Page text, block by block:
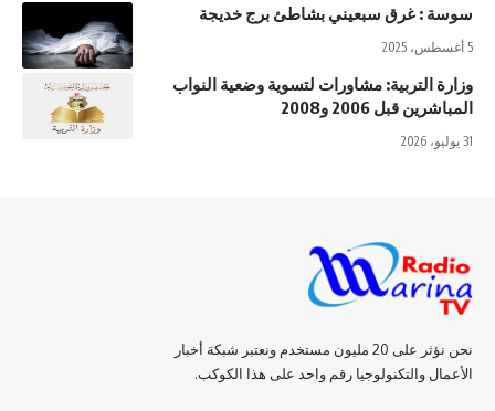
سوسة : غرق سبعيني بشاطئ برج خديجة
5 أغسطس، 2025
وزارة التربية: مشاورات لتسوية وضعية النواب
المباشرين قبل 2006 و2008
31 يوليو، 2026
نحن نؤثر على 20 مليون مستخدم ونعتبر شبكة أخبار
الأعمال والتكنولوجيا رقم واحد على هذا الكوكب.